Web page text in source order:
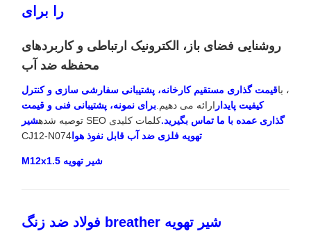
را برای
روشنایی فضای باز، الکترونیک ارتباطی و کاربردهای
محفظه ضد آب
، باقیمت گذاری مستقیم کارخانه، پشتیبانی سفارشی سازی و کنترل
کیفیت پایدار ارائه می دهیم. برای نمونه، پشتیبانی فنی و قیمت
گذاری عمده با ما تماس بگیرید.کلمات کلیدی SEO توصیه شده
شیر
تهویه فلزی ضد آب قابل نفوذ هوا CJ12-N074
شیر تهویه M12x1.5
شیر تهویه breather فولاد ضد زنگ